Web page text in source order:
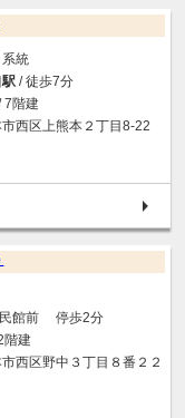
統
/ 徒歩7分
7階建
西区上熊本２丁目8-22
民館前 停歩2分
階建
西区野中３丁目８番２２